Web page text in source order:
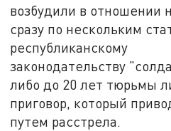
возбудили в отношении
сразу по нескольким
республиканскому
законодательству
либо до 20 лет тюрьмы
приговор, который
путем расстрела.